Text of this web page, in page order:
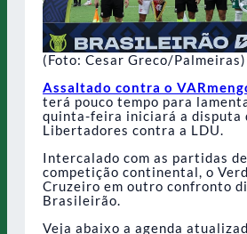
(Foto: Cesar Greco/Palmeiras)
Assaltado contra o
terá pouco tempo para
quinta-feira iniciará a disputa
Libertadores contra a LDU.
Intercalado com as partidas
competição continental, o
Cruzeiro em outro confronto
Brasileirão.
Veja abaixo a agenda